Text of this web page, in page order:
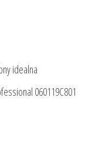
idealna
060119C801